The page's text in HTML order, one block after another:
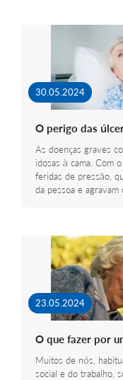
30.05.2024
O perigo das
As doenças graves
idosas à cama. Com
feridas de pressão,
da pessoa e agravam
23.05.2024
O que fazer por
Muitos de nós,
social e do trabalho,